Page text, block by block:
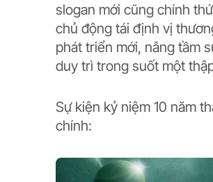
slogan mới cũng chính
chủ động tái định vị
phát triển mới, nâng tầm
duy trì trong suốt một
Sự kiện kỷ niệm 10 năm
chính: